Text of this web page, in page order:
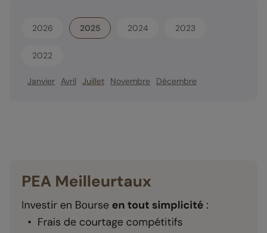
2026 2025 2024 2023
2022
Janvier Avril Juillet Novembre Décembre